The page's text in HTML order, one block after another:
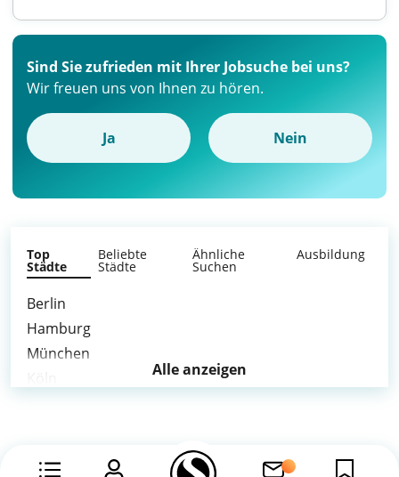
Sind Sie zufrieden mit Ihrer Jobsuche bei uns?
Wir freuen uns von Ihnen zu hören.
Ja Nein
Top
Städte
Beliebte
Städte
Ähnliche
Suchen
Ausbildung
Berlin
Hamburg
München
Alle anzeigen